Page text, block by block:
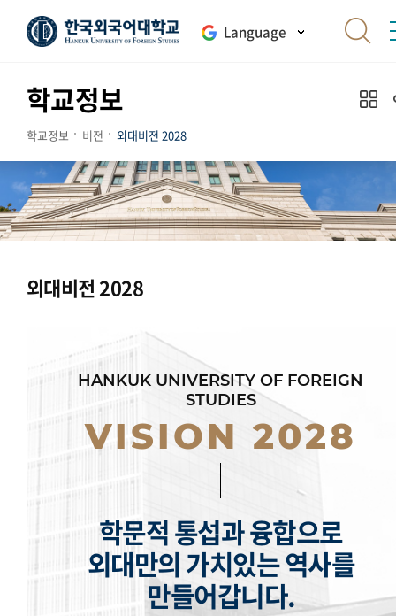
Language
학교정보
학교정보 비전 외대비전 2028
외대비전 2028
HANKUK UNIVERSITY OF FOREIGN
STUDIES
VISION 2028
학문적 통섭과 융합으로
외대만의 가치있는 역사를
만들어갑니다.